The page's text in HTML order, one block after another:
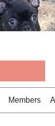
Members